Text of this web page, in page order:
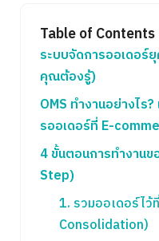
Table of Contents
ระบบจัดการออเดอร์
คุณต้องรู้)
OMS ทำงานอย่างไร
รออเดอร์ที่ E-
4 ขั้นตอนการทำงาน
Step)
1. รวมออเดอร์ไว้
Consolidation)